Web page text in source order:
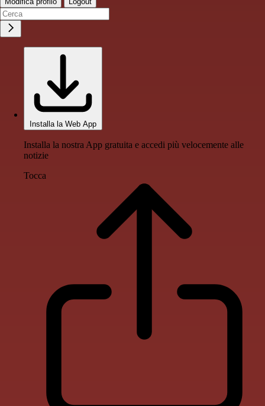
Installa la Web App
Installa la nostra App gratuita e accedi più velocemente alle
notizie
Tocca